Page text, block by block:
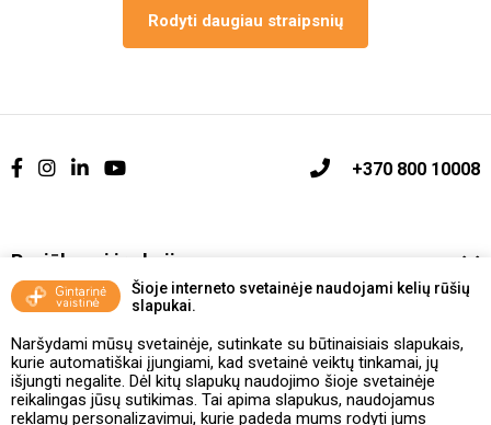
Šioje interneto svetainėje naudojami kelių rūšių
slapukai.
Naršydami mūsų svetainėje, sutinkate su būtinaisiais slapukais,
kurie automatiškai įjungiami, kad svetainė veiktų tinkamai, jų
išjungti negalite. Dėl kitų slapukų naudojimo šioje svetainėje
reikalingas jūsų sutikimas. Tai apima slapukus, naudojamus
reklamų personalizavimui, kurie padeda mums rodyti jums
Rodyti daugiau straipsnių
+370 800 10008
Pasiūlymai ir akcijos
Vakcinavimo tvarka ir taisyklės
Kontaktai ir Karjera
Taisyklės ir politika